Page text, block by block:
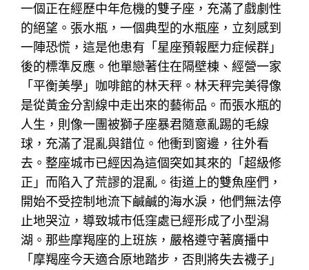
一個正在經歷中年危機的雙子座，充滿了戲劇性
的絕望。張水瓶，一個典型的水瓶座，立刻感到
一陣恐慌，這是他患有「星座預報壓力症候群」
後的標準反應。他單戀著住在隔壁棟、經營一家
「平衡美學」咖啡館的林天秤。林天秤完美得像
是從黃金分割線中走出來的藝術品。而張水瓶的
人生，則像一團被獅子座暴君隨意亂踢的毛線
球，充滿了混亂與錯位。他衝到窗邊，往外看
去。整座城市已經因為這個突如其來的「超級修
正」而陷入了荒謬的混亂。街道上的雙魚座們，
開始不受控制地流下鹹鹹的海水淚，他們無法停
止地哭泣，導致城市低窪處已經形成了小型潟
湖。那些摩羯座的上班族，嚴格遵守著廣播中
「摩羯座今天適合原地踏步，否則將失去襪子」